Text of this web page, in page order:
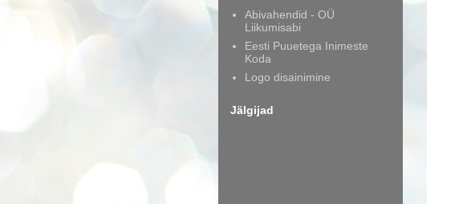
Abivahendid - OÜ
Liikumisabi
Eesti Puuetega Inimeste
Koda
Logo disainimine
Jälgijad